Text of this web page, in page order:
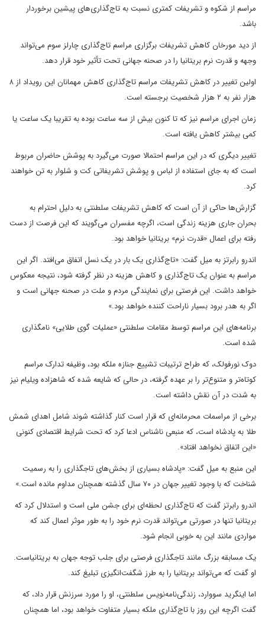
مراسم از شکوه و تشریفات کمتری نسبت به تاج‌گذاری‌های پیشین برخوردار
باشد.
از دید مورخان کاهش تشریفات برگزاری مراسم تاج‌گذاری چارلز سوم می‌تواند
وجهه و قدرت نرم بریتانیا را در صحنه جهانی تحت تأثیر خود قرار دهد.
اولین تغییر در کاهش تشریفات مراسم تاج‌گذاری کاهش مهمانان این رویداد از ۸
هزار نفر به ۲ هزار شخصیت برجسته است.
زمان اجرای مراسم نیز که تا کنون بیش از سه ساعت بوده به تقریبا یک ساعت یا
کمی بیشتر کاهش یافته است.
تغییر دیگری که در این مراسم احتمالا صورت می‌گیرد به پوشش حاضران مربوط
است که به جای استفاده از لباس و پوشش تشریفاتی کت و شلوار به تن خواهند
کرد.
گزارش‌ها حاکی از آن است که کاهش تشریفات سلطنتی به دلیل احترام به
بحران جاری هزینه زندگی است، اگرچه مفسران می‌گویند که این فرصت از دست
رفته برای اعمال «قدرت نرم» بریتانیا خواهد بود.
اندرو رابرتز به میل گفت: «تاج‌گذاری یک بار در یک نسل اتفاق می‌افتد. اگر این
مراسم به عنوان یک تاج‌گذاری و کاهش هزینه در نظر گرفته شود، نتیجه معکوس
خواهد داشت. این فرصتی برای نمایندگی مردم و ملت در صحنه جهانی است و
اگر به هدر برود بسیار ناراحت کننده خواهد بود.»
برنامه‌های این مراسم توسط مقامات سلطنتی «عملیات گوی طلایی» نامگذاری
شده است.
دوک نورفولک، که طراح ترتیبات تشییع جنازه ملکه بود، وظیفه تدارک مراسم
کوتاه‌تر و متنوع‌تر را بر عهده گرفته، در حالی که شایعه شده که شاهزاده ویلیام نیز
به شدت در آن نقش داشته است.
برخی از مراسمات محرمانه‌ای که قرار است کنار گذاشته شوند شامل اهدای شمش
طلا به پادشاه است، که منبعی ناشناس ادعا کرد که تحت شرایط اقتصادی کنونی
«این اتفاق نخواهد افتاد».
این منبع به میل گفت: «پادشاه بسیاری از بخش‌های تاجگذاری را به رسمیت
شناخت که با وجود تغییر جهان در ۷۰ سال گذشته همچنان مداوم مانده است.»
اندرو رابرتز گفت که تاج‌گذاری لحظه‌ای برای جشن ملی است و استدلال کرد که
بریتانیا تنها در صورتی می‌تواند قدرت نرم خود را به طور موثر اعمال کند که
مواردی مانند این به خوبی انجام شود.
یک مسابقه بزرگ مانند تاجگذاری فرصتی برای جلب توجه جهان به بریتانیاست.
او گفت که می‌تواند بریتانیا را به طرز شگفت‌انگیزی تبلیغ کند.
اما اینگرید سووارد، زندگی‌نامه‌نویس سلطنتی، او را مورد سرزنش قرار داد، که
گفت اگرچه این روز با تاج‌گذاری ملکه بسیار متفاوت خواهد بود، اما همچنان